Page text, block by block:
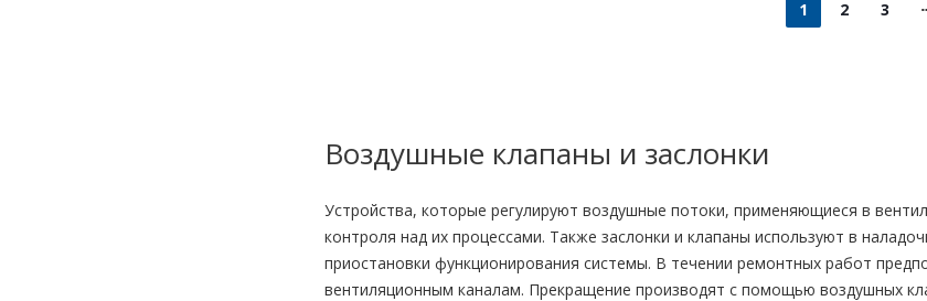
1 2 3
Воздушные клапаны и заслонки
Устройства, которые регулируют воздушные потоки, применяющиеся в
контроля над их процессами. Также заслонки и клапаны используют в
приостановки функционирования системы. В течении ремонтных работ
вентиляционным каналам. Прекращение производят с помощью воздушных